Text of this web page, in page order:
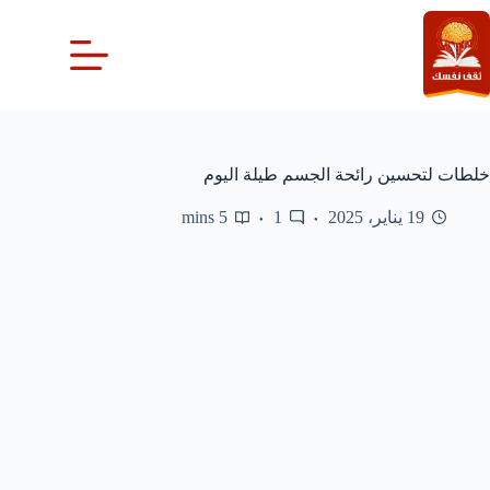
التجاوز
إلى
المحتوى
خلطات لتحسين رائحة الجسم طيلة اليوم
19 يناير، 2025 1
5 mins